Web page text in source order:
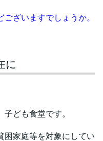
ざいますでしょうか。
に
ども食堂です。
困家庭等を対象にしてい